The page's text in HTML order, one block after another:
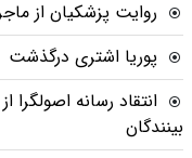
روایت پزشکیان از
پوریا اشتری درگذشت
انتقاد رسانه اصولگرا
بینندگان